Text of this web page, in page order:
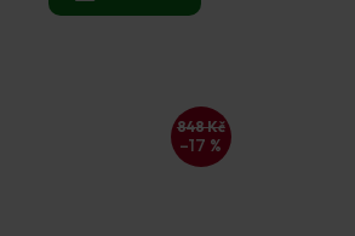
848 Kč
–17 %